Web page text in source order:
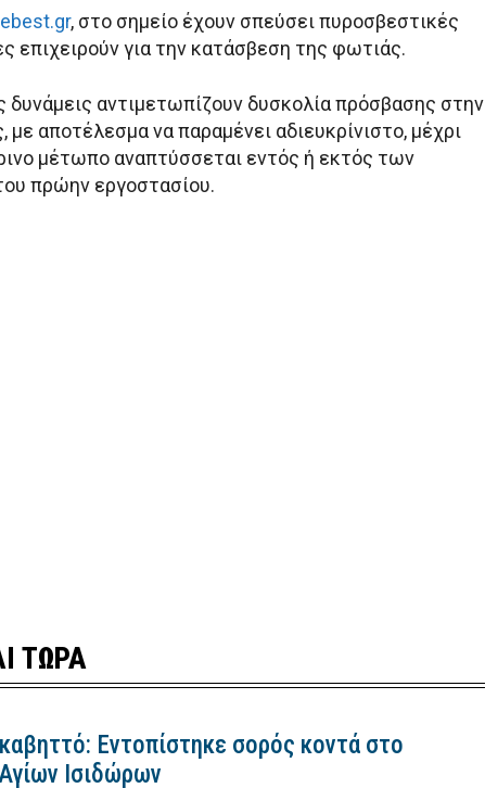
, στο σημείο έχουν σπεύσει πυροσβεστικές
επιχειρούν για την κατάσβεση της φωτιάς.
δυνάμεις αντιμετωπίζουν δυσκολία πρόσβασης στην
με αποτέλεσμα να παραμένει αδιευκρίνιστο, μέχρι
μέτωπο αναπτύσσεται εντός ή εκτός των
πρώην εργοστασίου.
ΤΩΡΑ
Εντοπίστηκε σορός κοντά στο
Ισιδώρων